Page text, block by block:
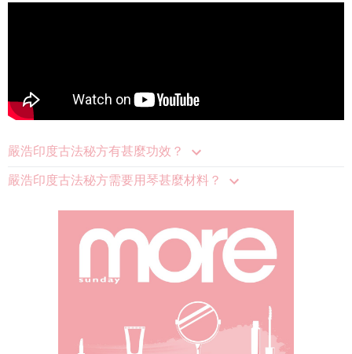
嚴浩印度古法秘方有甚麼功效？
嚴浩印度古法秘方需要用琴甚麼材料？